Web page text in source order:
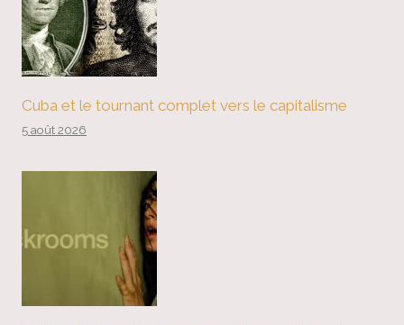
Cuba et le tournant complet vers le capitalisme
5 août 2026